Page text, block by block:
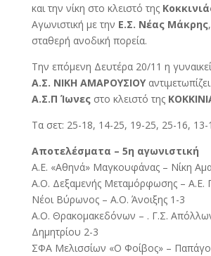
και την νίκη στο κλειστό της
Αγωνιστική με την Ε.Σ. Νέας Μάκρης
σταθερή ανοδική πορεία.
Την επόμενη Δευτέρα 20/11 η
Α.Σ. ΝΙΚΗ ΑΜΑΡΟΥΣΙΟΥ
Α.Σ.Π Ίωνεςστο κλειστό της
Τα σετ: 25-18, 14-25, 19-25, 25-16, 13-
Αποτελέσματα – 5η αγωνιστική
Α.Ε. «Αθηνά» Μαγκουφάνας – Νίκη
Α.Ο. Δεξαμενής Μεταμόρφωσης – Α.Ε.
Νέοι Βύρωνος – Α.Ο. Άνοιξης 1-3
Α.Ο. Θρακομακεδόνων – . Γ.Σ.
Δημητρίου 2-3
ΣΦΑ Μελισσίων «Ο Φοίβος» –